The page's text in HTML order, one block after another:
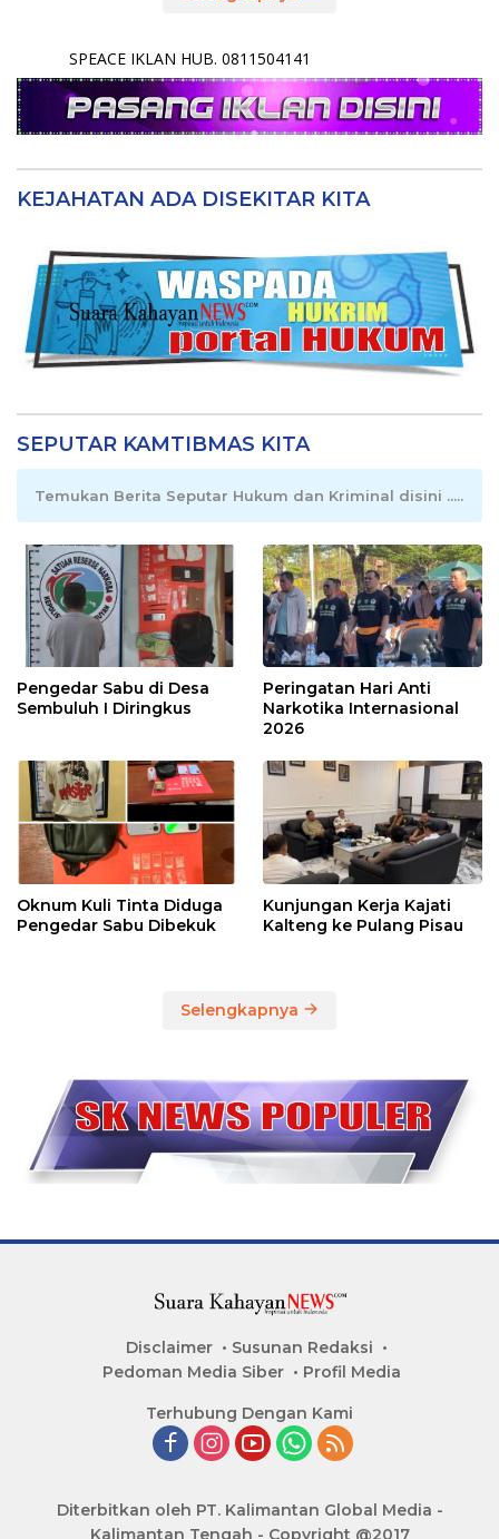
SPEACE IKLAN HUB. 0811504141
KEJAHATAN ADA DISEKITAR KITA
SEPUTAR KAMTIBMAS KITA
Temukan Berita Seputar Hukum dan Kriminal disini .....
Pengedar Sabu di Desa
Sembuluh I Diringkus
Peringatan Hari Anti
Narkotika Internasional
2026
Oknum Kuli Tinta Diduga
Pengedar Sabu Dibekuk
Kunjungan Kerja Kajati
Kalteng ke Pulang Pisau
Selengkapnya
Disclaimer
Susunan Redaksi
Pedoman Media Siber
Profil Media
Terhubung Dengan Kami
Diterbitkan oleh PT. Kalimantan Global Media -
Kalimantan Tengah - Copyright @2017